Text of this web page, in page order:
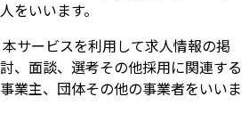
をいいます。
サービスを利用して求人情報の掲
、面談、選考その他採用に関連する
業主、団体その他の事業者をいいま